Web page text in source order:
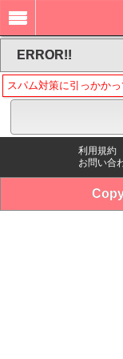
ERROR!!
スパム対策に引っかかっ
利用規約
お問い合